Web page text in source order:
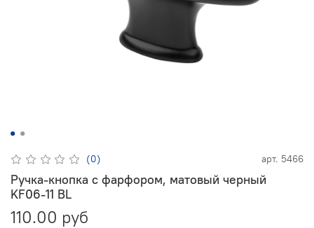
(0) арт. 5466
Ручка-кнопка с фарфором, матовый черный
KF06-11 BL
110.00 руб